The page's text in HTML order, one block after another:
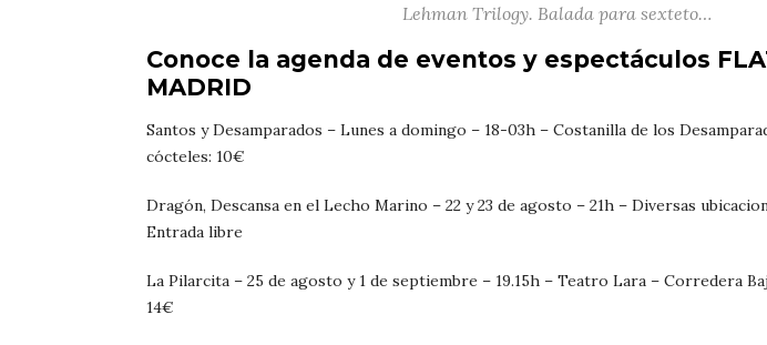
Lehman Trilogy. Balada para sexteto…
Conoce la agenda de eventos y espectáculos
MADRID
Santos y Desamparados – Lunes a domingo – 18-03h – Costanilla de los
cócteles: 10€
Dragón, Descansa en el Lecho Marino – 22 y 23 de agosto – 21h – Diversas
Entrada libre
La Pilarcita – 25 de agosto y 1 de septiembre – 19.15h – Teatro Lara – Corredera
14€